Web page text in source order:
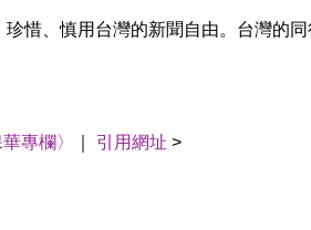
惜、慎用台灣的新聞自由。台灣的
專欄〉 引用網址 >